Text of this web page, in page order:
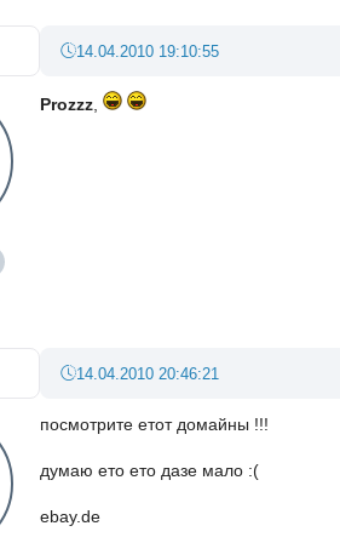
14.04.2010 19:10:55
Prozzz
14.04.2010 20:46:21
посмотрите етот домайны !!!
думаю ето ето дазе мало :(
ebay.de